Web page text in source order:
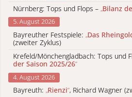
Nürnberg: Tops und Flops – „Bilanz
5. August 2026
Bayreuther Festspiele: „Das
(zweiter Zyklus)
Krefeld/Mönchengladbach: Tops und
der Saison 2025/26“
4. August 2026
Bayreuth: „Rienzi“, Richard Wagner